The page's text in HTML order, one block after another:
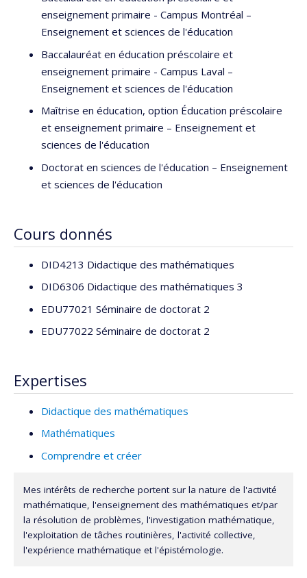
enseignement primaire - Campus Montréal –
Enseignement et sciences de l'éducation
Baccalauréat en éducation préscolaire et
enseignement primaire - Campus Laval –
Enseignement et sciences de l'éducation
Maîtrise en éducation, option Éducation préscolaire
et enseignement primaire – Enseignement et
sciences de l'éducation
Doctorat en sciences de l'éducation – Enseignement
et sciences de l'éducation
Cours donnés
DID4213 Didactique des mathématiques
DID6306 Didactique des mathématiques 3
EDU77021 Séminaire de doctorat 2
EDU77022 Séminaire de doctorat 2
Expertises
Didactique des mathématiques
Mathématiques
Comprendre et créer
Mes intérêts de recherche portent sur la nature de l'activité
mathématique, l'enseignement des mathématiques et/par
la résolution de problèmes, l'investigation mathématique,
l'exploitation de tâches routinières, l'activité collective,
l'expérience mathématique et l'épistémologie.